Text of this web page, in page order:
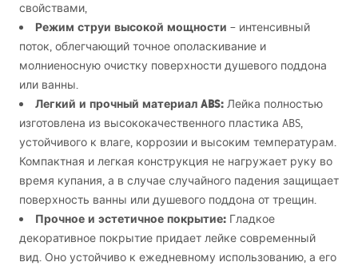
свойствами,
Режим струи высокой мощности – интенсивный
поток, облегчающий точное ополаскивание и
молниеносную очистку поверхности душевого поддона
или ванны.
Легкий и прочный материал ABS: Лейка полностью
изготовлена из высококачественного пластика ABS,
устойчивого к влаге, коррозии и высоким температурам.
Компактная и легкая конструкция не нагружает руку во
время купания, а в случае случайного падения защищает
поверхность ванны или душевого поддона от трещин.
Прочное и эстетичное покрытие: Гладкое
декоративное покрытие придает лейке современный
вид. Оно устойчиво к ежедневному использованию, а его